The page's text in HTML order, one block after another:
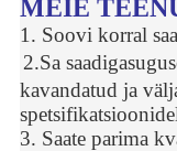
MEIE
1. Soovi korral
2.Sa saad
kavandatud ja
3. Saate parima